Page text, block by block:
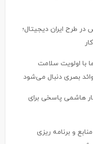
هزار متخصص در طرح ایران دیجیتال؛
با اولویت سلامت
بصری دنبال می‌شود
هاشمی پاسخی برای
و برنامه ریزی